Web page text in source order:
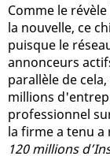
Comme le
la nouvelle, ce
puisque le
annonceurs
parallèle de
millions
professionnel
la firme a tenu a
120 millions